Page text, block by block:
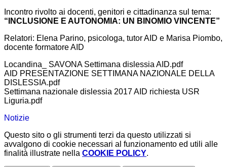
Incontro rivolto ai docenti, genitori e cittadinanza sul tema:
“INCLUSIONE E AUTONOMIA: UN BINOMIO VINCENTE”
Relatori: Elena Parino, psicologa, tutor AID e Marisa Piombo,
docente formatore AID
Locandina_ SAVONA Settimana dislessia AID.pdf
AID PRESENTAZIONE SETTIMANA NAZIONALE DELLA
DISLESSIA.pdf
Settimana nazionale dislessia 2017 AID richiesta USR
Liguria.pdf
Notizie
Questo sito o gli strumenti terzi da questo utilizzati si
avvalgono di cookie necessari al funzionamento ed utili alle
finalità illustrate nella COOKIE POLICY.